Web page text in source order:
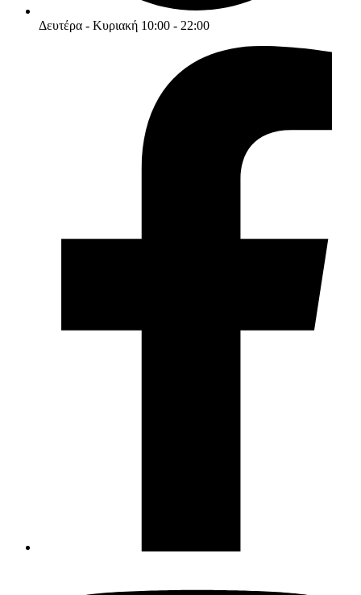
Δευτέρα - Κυριακή 10:00 - 22:00